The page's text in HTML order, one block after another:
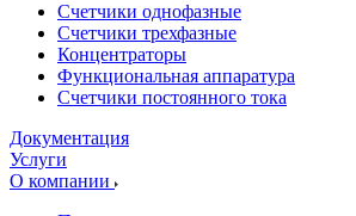
Счетчики однофазные
Счетчики трехфазные
Концентраторы
Функциональная аппаратура
Счетчики постоянного тока
Документация
Услуги
О компании